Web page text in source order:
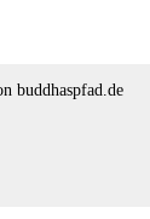
buddhaspfad.de